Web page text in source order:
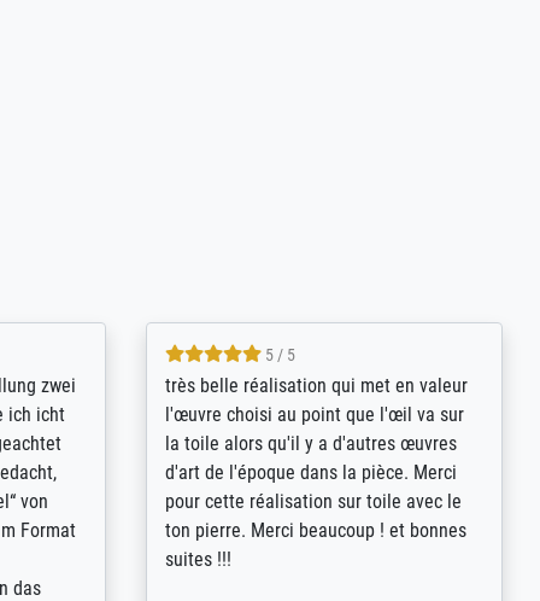
to
the best
by the
and
in that
5 / 5
eine große Auswahl an Bildern und
deren Reproduktionsmöglichkeiten;
wurde sehr gut durch die einzelnen
Bestellkriterien geführt, verständliche
Erklärungen, z.B. mit Bilddarstellungen,
werde auf jeden Fall meine guten
Erfahrungen weitergeben.